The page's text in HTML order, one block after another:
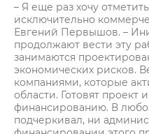
– Я еще раз хочу
исключительно
Евгений Первышов. –
продолжают вести эту
занимаются
экономических рисков.
компаниями, которые
области. Готовят
финансированию. В
подчеркивал, ни